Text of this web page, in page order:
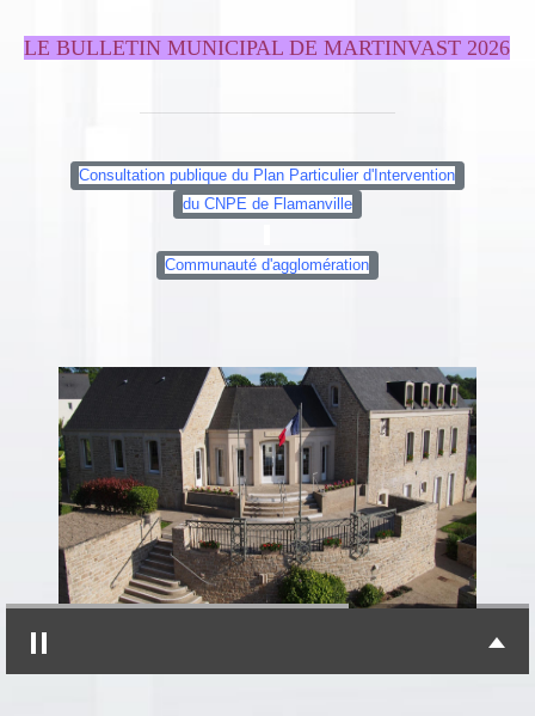
LE BULLETIN MUNICIPAL DE MARTINVAST 2026
Consultation publique du Plan Particulier d'Intervention
du CNPE de Flamanville
Communauté d'agglomération